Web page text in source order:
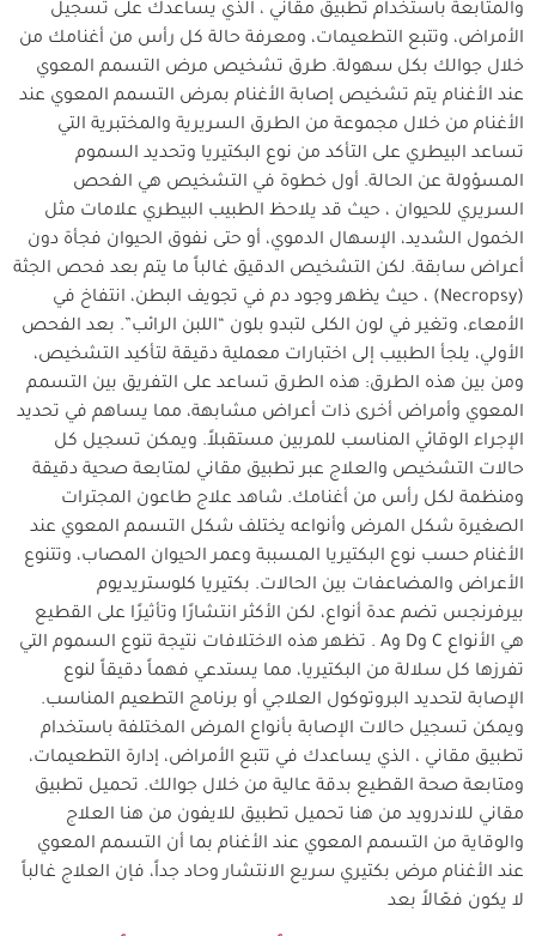
والمتابعة باستخدام تطبيق مقاني ، الذي يساعدك على تسجيل
الأمراض، وتتبع التطعيمات، ومعرفة حالة كل رأس من أغنامك من
خلال جوالك بكل سهولة. طرق تشخيص مرض التسمم المعوي
عند الأغنام يتم تشخيص إصابة الأغنام بمرض التسمم المعوي عند
الأغنام من خلال مجموعة من الطرق السريرية والمختبرية التي
تساعد البيطري على التأكد من نوع البكتيريا وتحديد السموم
المسؤولة عن الحالة. أول خطوة في التشخيص هي الفحص
السريري للحيوان ، حيث قد يلاحظ الطبيب البيطري علامات مثل
الخمول الشديد، الإسهال الدموي، أو حتى نفوق الحيوان فجأة دون
أعراض سابقة. لكن التشخيص الدقيق غالباً ما يتم بعد فحص الجثة
(Necropsy) ، حيث يظهر وجود دم في تجويف البطن، انتفاخ في
الأمعاء، وتغير في لون الكلى لتبدو بلون “اللبن الرائب”. بعد الفحص
الأولي، يلجأ الطبيب إلى اختبارات معملية دقيقة لتأكيد التشخيص،
ومن بين هذه الطرق: هذه الطرق تساعد على التفريق بين التسمم
المعوي وأمراض أخرى ذات أعراض مشابهة، مما يساهم في تحديد
الإجراء الوقائي المناسب للمربين مستقبلاً. ويمكن تسجيل كل
حالات التشخيص والعلاج عبر تطبيق مقاني لمتابعة صحية دقيقة
ومنظمة لكل رأس من أغنامك. شاهد علاج طاعون المجترات
الصغيرة شكل المرض وأنواعه يختلف شكل التسمم المعوي عند
الأغنام حسب نوع البكتيريا المسببة وعمر الحيوان المصاب، وتتنوع
الأعراض والمضاعفات بين الحالات. بكتيريا كلوستريديوم
بيرفرنجس تضم عدة أنواع، لكن الأكثر انتشارًا وتأثيرًا على القطيع
هي الأنواع C وD وA . تظهر هذه الاختلافات نتيجة تنوع السموم التي
تفرزها كل سلالة من البكتيريا، مما يستدعي فهماً دقيقاً لنوع
الإصابة لتحديد البروتوكول العلاجي أو برنامج التطعيم المناسب.
ويمكن تسجيل حالات الإصابة بأنواع المرض المختلفة باستخدام
تطبيق مقاني ، الذي يساعدك في تتبع الأمراض، إدارة التطعيمات،
ومتابعة صحة القطيع بدقة عالية من خلال جوالك. تحميل تطبيق
مقاني للاندرويد من هنا تحميل تطبيق للايفون من هنا العلاج
والوقاية من التسمم المعوي عند الأغنام بما أن التسمم المعوي
عند الأغنام مرض بكتيري سريع الانتشار وحاد جداً، فإن العلاج غالباً
لا يكون فعّالاً بعد